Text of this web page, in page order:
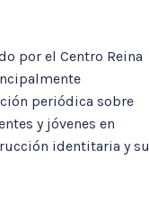
por el Centro Reina
periódica sobre
y jóvenes en
identitaria y su